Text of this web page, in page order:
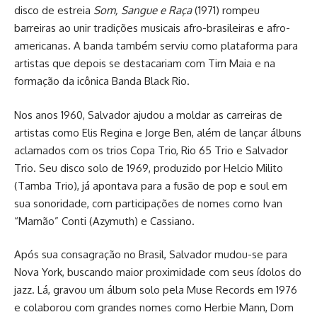
disco de estreia Som, Sangue e Raça(1971) rompeu
barreiras ao unir tradições musicais afro-brasileiras e afro-
americanas. A banda também serviu como plataforma para
artistas que depois se destacariam com Tim Maia e na
formação da icônica Banda Black Rio.
Nos anos 1960, Salvador ajudou a moldar as carreiras de
artistas como Elis Regina e Jorge Ben, além de lançar álbuns
aclamados com os trios Copa Trio, Rio 65 Trio e Salvador
Trio. Seu disco solo de 1969, produzido por Helcio Milito
(Tamba Trio), já apontava para a fusão de pop e soul em
sua sonoridade, com participações de nomes como Ivan
“Mamão” Conti (Azymuth) e Cassiano.
Após sua consagração no Brasil, Salvador mudou-se para
Nova York, buscando maior proximidade com seus ídolos do
jazz. Lá, gravou um álbum solo pela Muse Records em 1976
e colaborou com grandes nomes como Herbie Mann, Dom